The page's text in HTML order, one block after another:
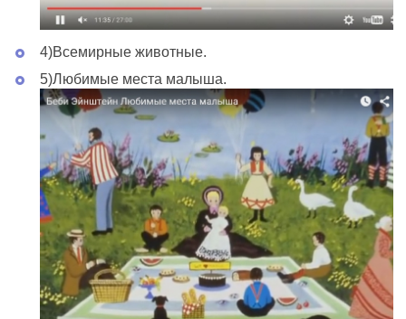
4)Всемирные животные.
5)Любимые места малыша.